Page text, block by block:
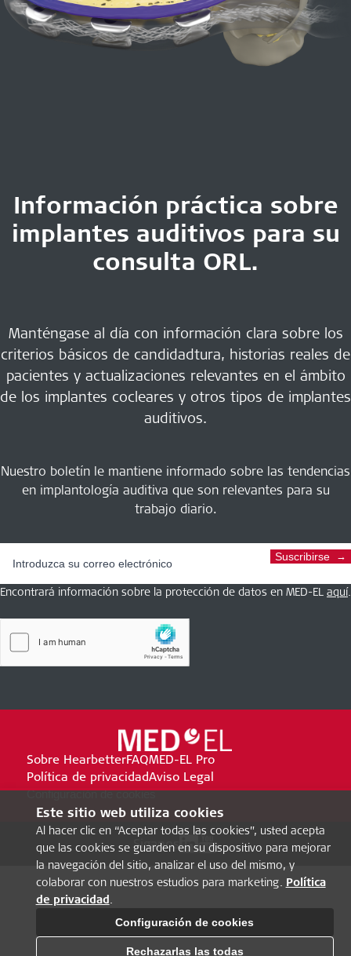
Información práctica sobre
implantes auditivos para su
consulta ORL.
Manténgase al día con información clara sobre los
criterios básicos de candidadtura, historias reales de
pacientes y actualizaciones relevantes en el ámbito
de los implantes cocleares y otros tipos de implantes
auditivos.
Nuestro boletín le mantiene informado sobre las tendencias
en implantología auditiva que son relevantes para su
trabajo diario.
Suscribirse
Encontrará información sobre la protección de datos en MED-EL aquí.
Sobre HearbetterFAQMED-EL Pro
Política de privacidadAviso Legal
Configuración de cookies
Siganos
Este sitio web utiliza cookies
Al hacer clic en “Aceptar todas las cookies”, usted acepta
que las cookies se guarden en su dispositivo para mejorar
la navegación del sitio, analizar el uso del mismo, y
colaborar con nuestros estudios para marketing. Política
de privacidad.
Configuración de cookies
Rechazarlas las todas